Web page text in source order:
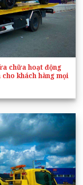
chữa hoạt động
khách hàng mọi